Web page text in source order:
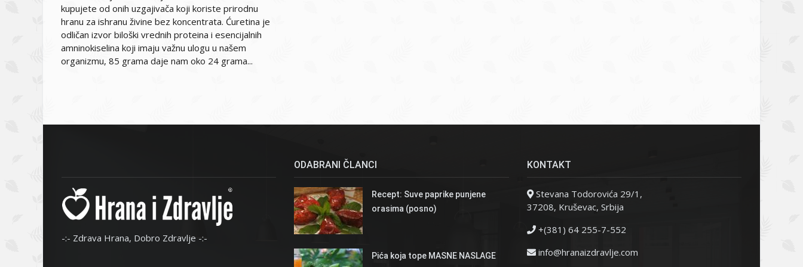
kupujete od onih uzgajivača koji koriste prirodnu
hranu za ishranu živine bez koncentrata. Ćuretina je
odličan izvor biloški vrednih proteina i esencijalnih
amninokiselina koji imaju važnu ulogu u našem
organizmu, 85 grama daje nam oko 24 grama...
-:- Zdrava Hrana, Dobro Zdravlje -:-
ODABRANI ČLANCI
Recept: Suve paprike punjene
orasima (posno)
Pića koja tope MASNE NASLAGE
KONTAKT
Stevana Todorovića 29/1,
37208, Kruševac, Srbija
+(381) 64 255-7-552
info@hranaizdravlje.com